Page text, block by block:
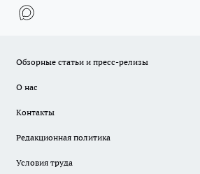
Обзорные статьи и пресс-релизы
О нас
Контакты
Редакционная политика
Условия труда